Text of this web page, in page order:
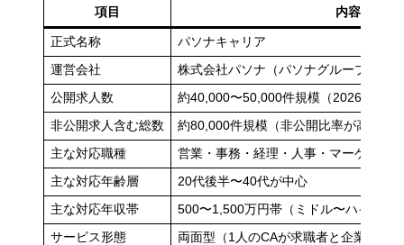
項目 内容
正式名称 パソナキャリア
運営会社 株式会社パソナ（パソナグループ）
公開求人数 約40,000〜50,000件規模（2026年5月
非公開求人含む総数 約80,000件規模（非公開比率が高め）
主な対応職種 営業・事務・経理・人事・マーケ・IT
主な対応年齢層 20代後半〜40代が中心
主な対応年収帯 500〜1,500万円帯（ミドル〜ハイクラ
サービス形態 両面型（1人のCAが求職者と企業の双